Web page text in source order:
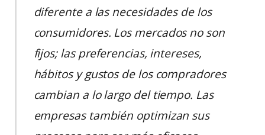
diferente a las necesidades de los
consumidores. Los mercados no son
fijos; las preferencias, intereses,
hábitos y gustos de los compradores
cambian a lo largo del tiempo. Las
empresas también optimizan sus